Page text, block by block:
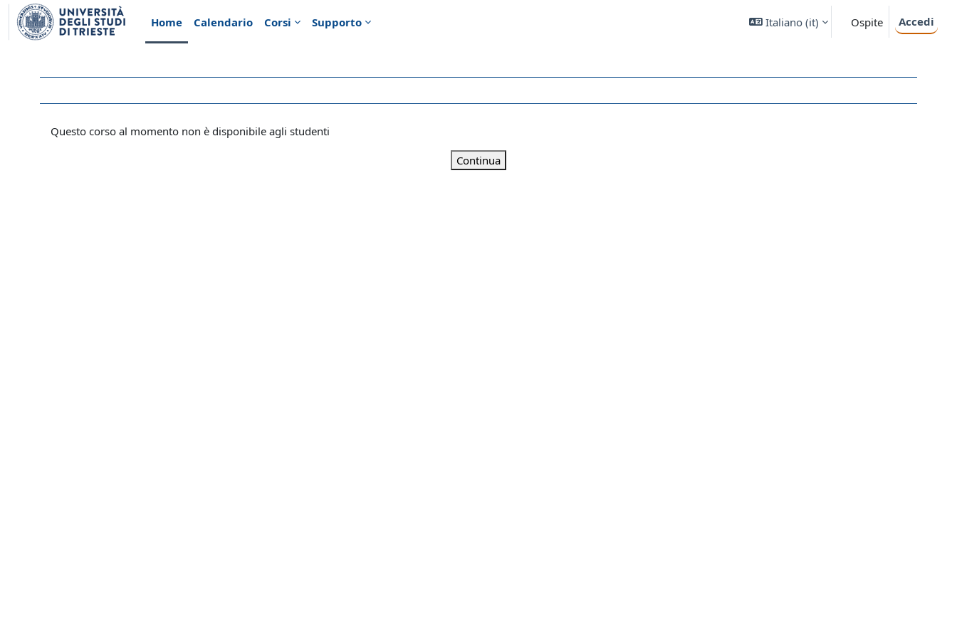
Vai al contenuto principale
Home
Calendario Corsi Supporto Italiano ‎(it)‎ Ospite Accedi
Questo corso al momento non è disponibile agli studenti
Continua